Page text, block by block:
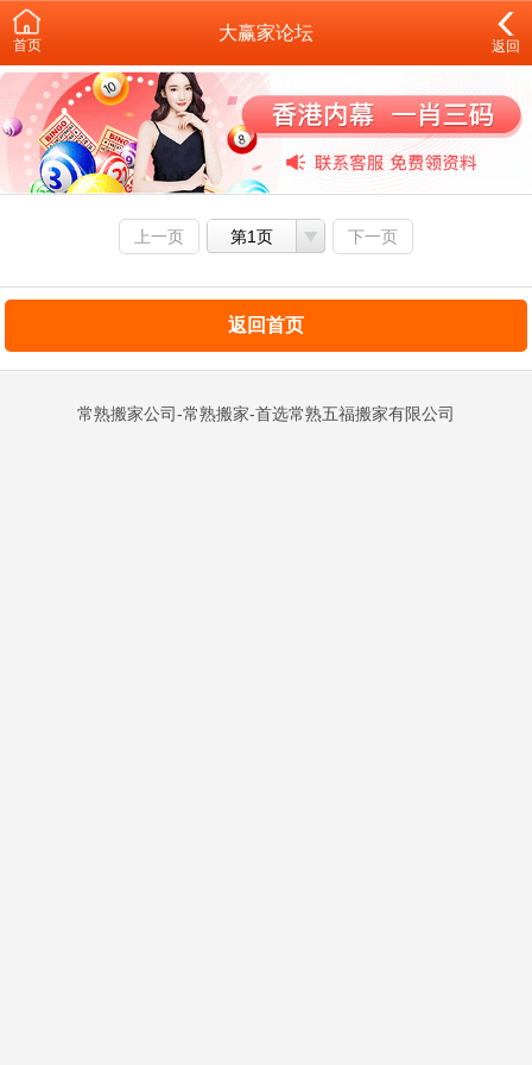
首页
大赢家论坛
返回
上一页 第1页 下一页
返回首页
常熟搬家公司-常熟搬家-首选常熟五福搬家有限公司